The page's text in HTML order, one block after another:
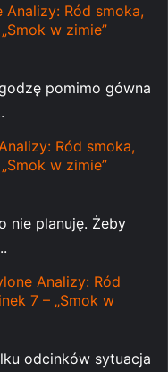
Analizy: Ród smoka,
w zimie”
pomimo gówna
Ród smoka,
w zimie”
nie planuję. Żeby
Analizy: Ród
7 – „Smok w
odcinków sytuacja